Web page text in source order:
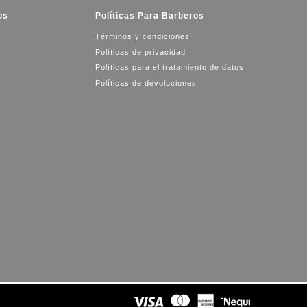
Políticas Para Barberos
Términos y condiciones
Políticas de privacidad
Políticas para el tratamiento de datos
Políticas de devoluciones